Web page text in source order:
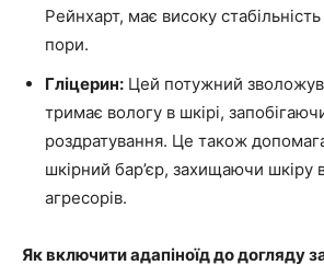
Рейнхарт, має високу стабільність
пори.
Гліцерин: Цей потужний
тримає вологу в шкірі,
роздратування. Це також
шкірний бар’єр, захищаючи шкіру
агресорів.
Як включити адапіноїд до догляду